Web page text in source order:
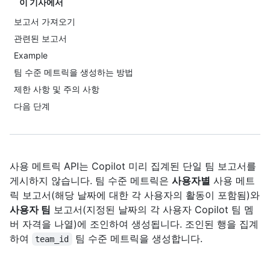
이 기사에서
보고서 가져오기
관련된 보고서
Example
팀 수준 메트릭을 생성하는 방법
제한 사항 및 주의 사항
다음 단계
사용 메트릭 API는 Copilot 미리 집계된 단일 팀 보고서를
게시하지 않습니다. 팀 수준 메트릭은 사용자별 사용 메트
릭 보고서(해당 날짜에 대한 각 사용자의 활동이 포함됨)와
사용자 팀 보고서(지정된 날짜의 각 사용자 Copilot 팀 멤
버 자격을 나열)에 조인하여 생성됩니다. 조인된 행을 집계
하여
team_id
팀 수준 메트릭을 생성합니다.